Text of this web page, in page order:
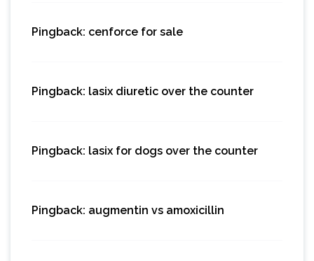
Pingback: cenforce for sale
Pingback: lasix diuretic over the counter
Pingback: lasix for dogs over the counter
Pingback: augmentin vs amoxicillin